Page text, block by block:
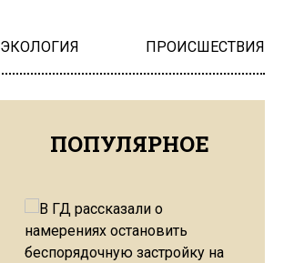
ЭКОЛОГИЯ ПРОИСШЕСТВИЯ
ПОПУЛЯРНОЕ